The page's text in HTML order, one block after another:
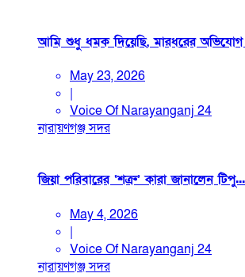
আমি শুধু ধমক দিয়েছি, মারধরের অভিযোগ
May 23, 2026
|
Voice Of Narayanganj 24
নারায়ণগঞ্জ সদর
জিয়া পরিবারের ‘শত্রু’ কারা জানালেন টিপু...
May 4, 2026
|
Voice Of Narayanganj 24
নারায়ণগঞ্জ সদর